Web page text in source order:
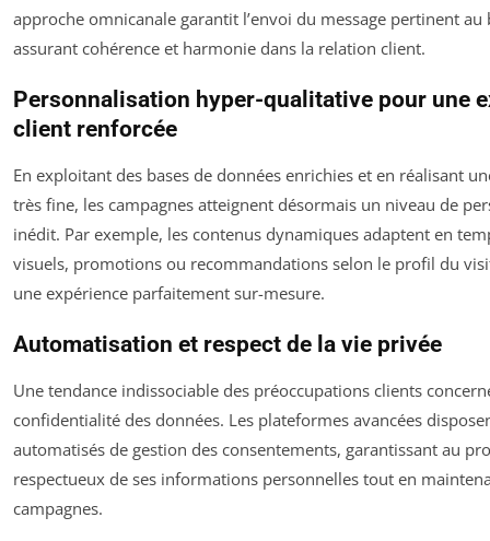
approche omnicanale garantit l’envoi du message pertinent au
assurant cohérence et harmonie dans la relation client.
Personnalisation hyper-qualitative pour une
client renforcée
En exploitant des bases de données enrichies et en réalisant
très fine, les campagnes atteignent désormais un niveau de
inédit. Par exemple, les contenus dynamiques adaptent en
visuels, promotions ou recommandations selon le profil du
une expérience parfaitement sur-mesure.
Automatisation et respect de la vie privée
Une tendance indissociable des préoccupations clients
confidentialité des données. Les plateformes avancées
automatisés de gestion des consentements, garantissant au
respectueux de ses informations personnelles tout en
campagnes.